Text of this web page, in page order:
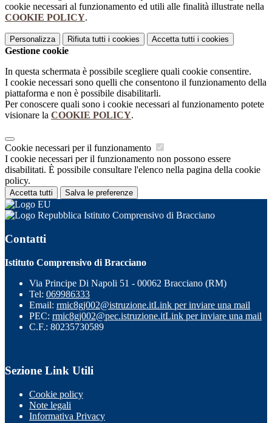
cookie necessari al funzionamento ed utili alle finalità illustrate nella
COOKIE POLICY.
Personalizza Rifiuta tutti i cookies Accetta tutti i cookies
Gestione cookie
In questa schermata è possibile scegliere quali cookie consentire.
I cookie necessari sono quelli che consentono il funzionamento della
piattaforma e non è possibile disabilitarli.
Per conoscere quali sono i cookie necessari al funzionamento potete
visionare la COOKIE POLICY.
Cookie necessari per il funzionamento
I cookie necessari per il funzionamento non possono essere
disabilitati. È possibile consultare l'elenco nella pagina della cookie
policy.
Accetta tutti Salva le preferenze
Istituto Comprensivo di Bracciano
Contatti
Istituto Comprensivo di Bracciano
Via Principe Di Napoli 51 - 00062 Bracciano (RM)
Tel: 069986333
Email: rmic8gj002@istruzione.itLink per inviare una mail
PEC: rmic8gj002@pec.istruzione.itLink per inviare una mail
C.F.: 80235730589
Sezione Link Utili
Cookie policy
Note legali
Informativa Privacy